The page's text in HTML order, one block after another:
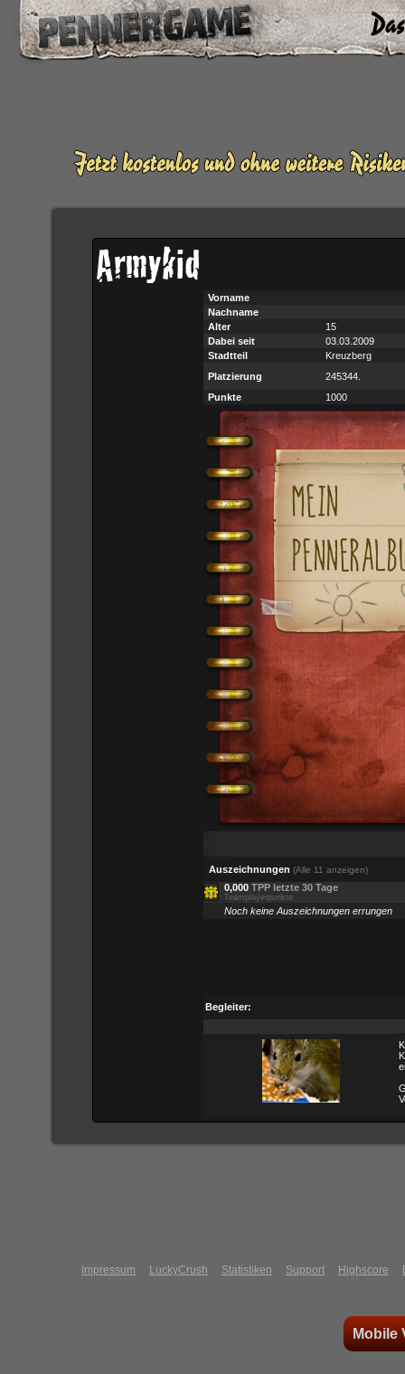
Armykid
Vorname
Nachname
Alter
15
Dabei seit
03.03.2009
Stadtteil
Kreuzberg
Platzierung
245344.
Punkte
1000
Auszeichnungen (Alle 11 anzeigen)
0,000 TPP letzte 30 Tage
Teamplayerpunkte
Noch keine Auszeichnungen errungen
Begleiter:
Impressum LuckyCrush Statistiken Support Highscore
Mobile